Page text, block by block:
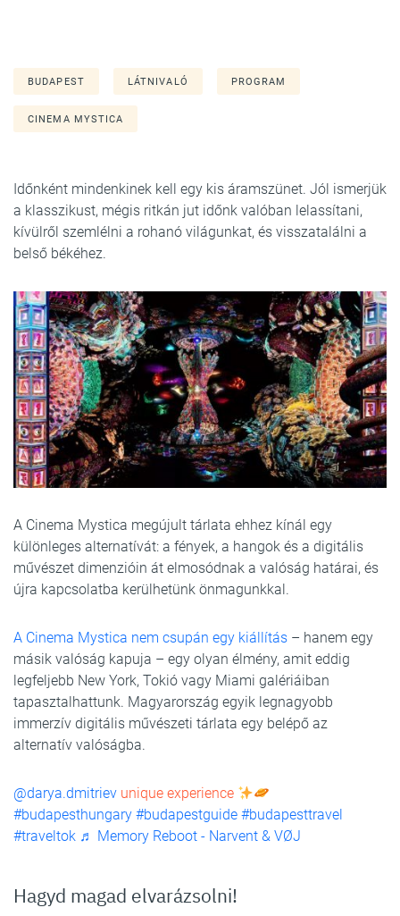
BUDAPEST LÁTNIVALÓ PROGRAM
CINEMA MYSTICA
Időnként mindenkinek kell egy kis áramszünet. Jól ismerjük
a klasszikust, mégis ritkán jut időnk valóban lelassítani,
kívülről szemlélni a rohanó világunkat, és visszatalálni a
belső békéhez.
A Cinema Mystica megújult tárlata ehhez kínál egy
különleges alternatívát: a fények, a hangok és a digitális
művészet dimenzióin át elmosódnak a valóság határai, és
újra kapcsolatba kerülhetünk önmagunkkal.
A Cinema Mystica nem csupán egy kiállítás – hanem egy
másik valóság kapuja – egy olyan élmény, amit eddig
legfeljebb New York, Tokió vagy Miami galériáiban
tapasztalhattunk. Magyarország egyik legnagyobb
immerzív digitális művészeti tárlata egy belépő az
alternatív valóságba.
@darya.dmitriev unique experience
#budapesthungary #budapestguide #budapesttravel
#traveltok ♬ Memory Reboot - Narvent & VØJ
Hagyd magad elvarázsolni!